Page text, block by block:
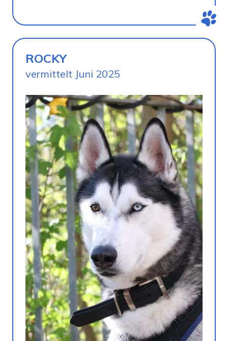
ROCKY
vermittelt Juni 2025